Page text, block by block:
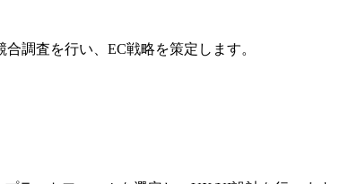
調査を行い、EC戦略を策定します。